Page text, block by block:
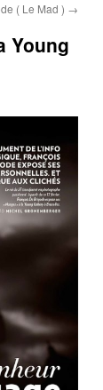
( Le Mad ) →
Young